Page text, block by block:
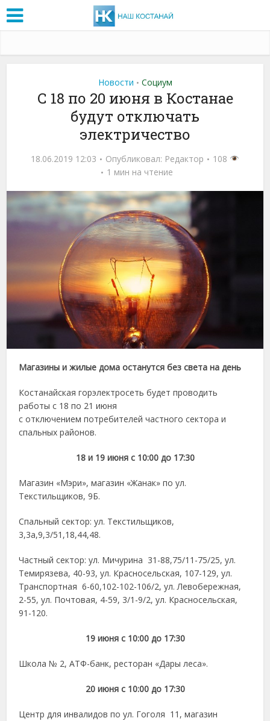
Новости • Социум
С 18 по 20 июня в Костанае
будут отключать
электричество
18.06.2019 12:03 Опубликовал: Редактор
108
1 мин на чтение
Магазины и жилые дома останутся без света на день
Костанайская горэлектросеть будет проводить
работы с 18 по 21 июня
с отключением потребителей частного сектора и
спальных районов.
18 и 19 июня с 10:00 до 17:30
Магазин «Мэри», магазин «Жанак» по ул.
Текстильщиков, 9Б.
Спальный сектор: ул. Текстильщиков,
3,3а,9,3/51,18,44,48.
Частный сектор: ул. Мичурина 31-88,75/11-75/25, ул.
Темирязева, 40-93, ул. Красносельская, 107-129, ул.
Транспортная 6-60,102-102-106/2, ул. Левобережная,
2-55, ул. Почтовая, 4-59, 3/1-9/2, ул. Красносельская,
91-120.
19 июня с 10:00 до 17:30
Школа № 2, АТФ-банк, ресторан «Дары леса».
20 июня с 10:00 до 17:30
Центр для инвалидов по ул. Гоголя 11, магазин